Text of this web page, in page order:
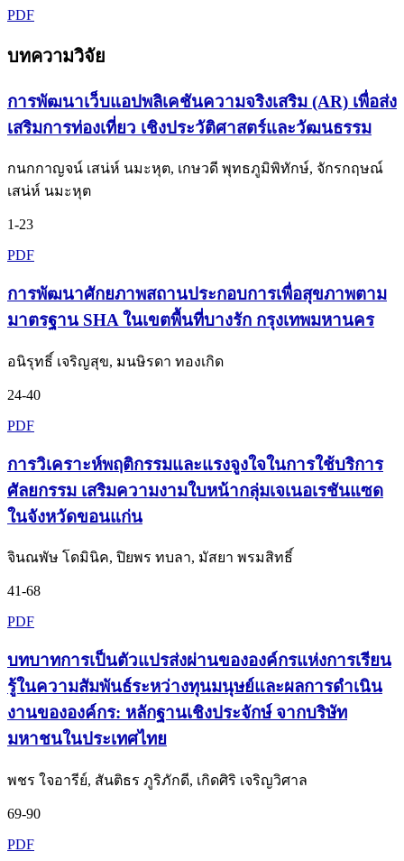
PDF
บทความวิจัย
การพัฒนาเว็บแอปพลิเคชันความจริงเสริม (AR) เพื่อส่ง
เสริมการท่องเที่ยว เชิงประวัติศาสตร์และวัฒนธรรม
กนกกาญจน์ เสน่ห์ นมะหุต, เกษวดี พุทธภูมิพิทักษ์, จักรกฤษณ์
เสน่ห์ นมะหุต
1-23
PDF
การพัฒนาศักยภาพสถานประกอบการเพื่อสุขภาพตาม
มาตรฐาน SHA ในเขตพื้นที่บางรัก กรุงเทพมหานคร
อนิรุทธิ์ เจริญสุข, มนษิรดา ทองเกิด
24-40
PDF
การวิเคราะห์พฤติกรรมและแรงจูงใจในการใช้บริการ
ศัลยกรรม เสริมความงามใบหน้ากลุ่มเจเนอเรชันแซด
ในจังหวัดขอนแก่น
จินณพัษ โดมินิค, ปิยพร ทบลา, มัสยา พรมสิทธิ์
41-68
PDF
บทบาทการเป็นตัวแปรส่งผ่านขององค์กรแห่งการเรียน
รู้ในความสัมพันธ์ระหว่างทุนมนุษย์และผลการดำเนิน
งานขององค์กร: หลักฐานเชิงประจักษ์ จากบริษัท
มหาชนในประเทศไทย
พชร ใจอารีย์, สันติธร ภูริภักดี, เกิดศิริ เจริญวิศาล
69-90
PDF